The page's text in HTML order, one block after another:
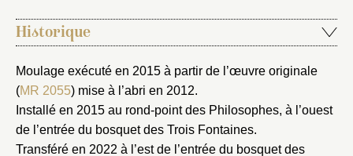
Historique
Moulage exécuté en 2015 à partir de l’œuvre originale
(MR 2055) mise à l’abri en 2012.
Installé en 2015 au rond-point des Philosophes, à l’ouest
de l’entrée du bosquet des Trois Fontaines.
Transféré en 2022 à l’est de l’entrée du bosquet des
Créer et ajouter
Envoyer
Vous n'êtes pas encore inscrit ? Créer un compte
Vous avez oublié votre mot de passe ?